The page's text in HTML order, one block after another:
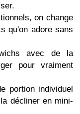
on change
qu'on adore sans
avec de la
pour vraiment
portion individuel
décliner en mini-